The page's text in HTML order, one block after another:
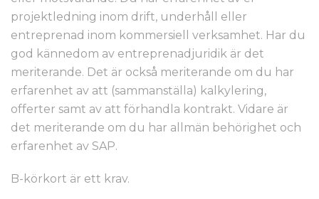
projektledning inom drift, underhåll eller
entreprenad inom kommersiell verksamhet. Har du
god kännedom av entreprenadjuridik är det
meriterande. Det är också meriterande om du har
erfarenhet av att (sammanställa) kalkylering,
offerter samt av att förhandla kontrakt. Vidare är
det meriterande om du har allmän behörighet och
erfarenhet av SAP.
B-körkort är ett krav.